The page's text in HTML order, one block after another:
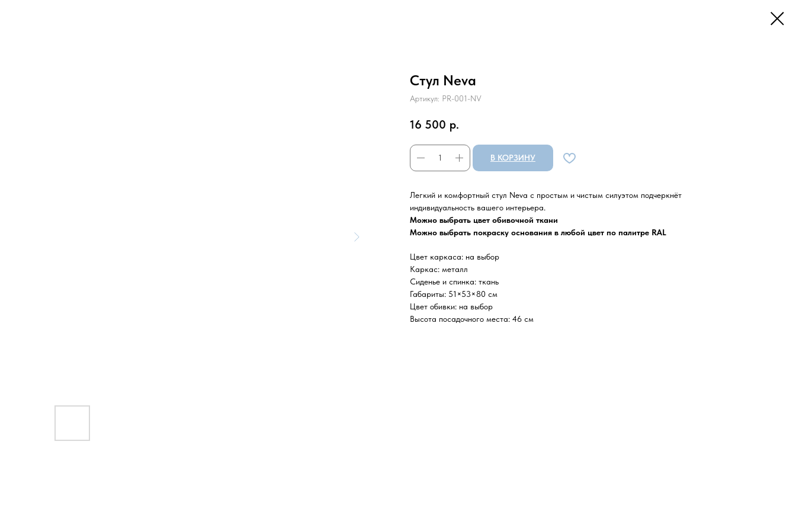
Стул Neva
Артикул: PR-001-NV
16 500 р.
В КОРЗИНУ
Легкий и комфортный стул Neva с простым и чистым силуэтом подчеркнёт
индивидуальность вашего интерьера.
Можно выбрать цвет обивочной ткани
Можно выбрать покраску основания в любой цвет по палитре RAL
Цвет каркаса: на выбор
Каркас: металл
Сиденье и спинка: ткань
Габариты: 51×53×80 см
Цвет обивки: на выбор
Высота посадочного места: 46 см